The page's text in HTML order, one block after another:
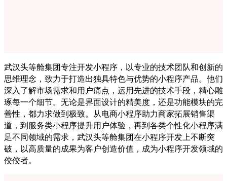
武汉头等舱集团专注开发小程序，以专业的技术团队和创新的
思维理念，致力于打造出独具特色与优势的小程序产品。他们
深入了解市场需求和用户痛点，运用先进的技术手段，精心雕
琢每一个细节。无论是界面设计的精美度，还是功能模块的完
善性，都力求做到极致。从电商小程序助力商家拓展销售渠
道，到服务类小程序提升用户体验，再到各类个性化小程序满
足不同领域的需求，武汉头等舱集团在小程序开发上不断突
破，以高质量的成果为客户创造价值，成为小程序开发领域的
佼佼者。